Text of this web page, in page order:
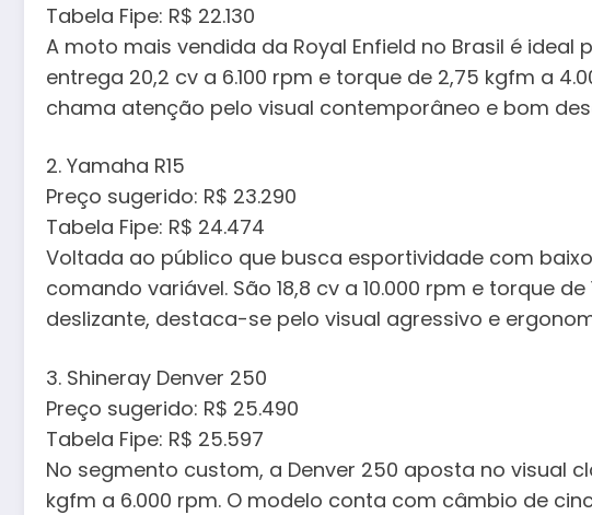
Tabela Fipe: R$ 22.130
A moto mais vendida da Royal Enfield no Brasil é
entrega 20,2 cv a 6.100 rpm e torque de 2,75 kgfm a
chama atenção pelo visual contemporâneo e bom
2. Yamaha R15
Preço sugerido: R$ 23.290
Tabela Fipe: R$ 24.474
Voltada ao público que busca esportividade com
comando variável. São 18,8 cv a 10.000 rpm e torque
deslizante, destaca-se pelo visual agressivo e
3. Shineray Denver 250
Preço sugerido: R$ 25.490
Tabela Fipe: R$ 25.597
No segmento custom, a Denver 250 aposta no visual
kgfm a 6.000 rpm. O modelo conta com câmbio de